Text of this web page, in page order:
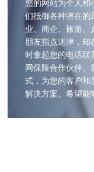
您的网站为个人和
们抵御各种潜在的
业、商企、旅游、
朋友指点迷津，却
时拿起您的电话联
网保险合作伙伴
式，为您的客户和
解决方案。希望能